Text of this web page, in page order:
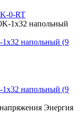
0-RT
напольный (9
напольный (9